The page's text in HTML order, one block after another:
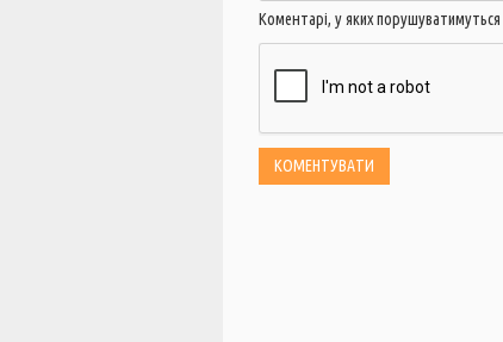
Коментарі, у яких порушуватимуться